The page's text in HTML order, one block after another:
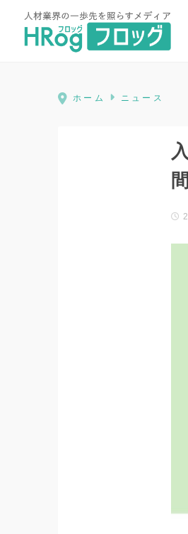
HRog | 人材業界の
ホーム ニュース